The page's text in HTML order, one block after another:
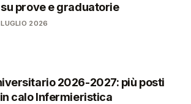
prove e graduatorie
2026
2026-2027: più posti
calo Infermieristica